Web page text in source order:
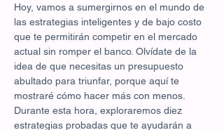
Hoy, vamos a sumergirnos en el mundo de
las estrategias inteligentes y de bajo costo
que te permitirán competir en el mercado
actual sin romper el banco. Olvídate de la
idea de que necesitas un presupuesto
abultado para triunfar, porque aquí te
mostraré cómo hacer más con menos.
Durante esta hora, exploraremos diez
estrategias probadas que te ayudarán a